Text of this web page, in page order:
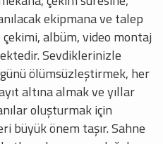
ekipmana ve talep
albüm, video montaj
Sevdiklerinizle
ölümsüzleştirmek, her
altına almak ve yıllar
oluşturmak için
büyük önem taşır. Sahne